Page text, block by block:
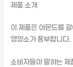
제품 소개
이 제품은 아몬드를
영양소가 풍부합니다.
소비자들이 말하는 제